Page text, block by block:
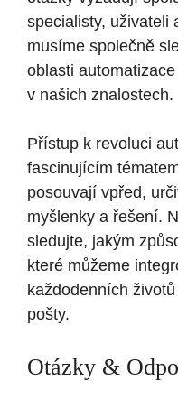
specialisty, uživateli
musíme společně
oblasti
v našich znalostech.
Přístup k revoluci
fascinujícím
posouvají vpřed,
myšlenky a řešení.
sledujte, jakým
které můžeme
každodenních
pošty.
Otázky &